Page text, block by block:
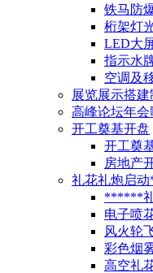
铁马防
桁架灯
LED大
指示水
空调及
展览展示搭建
高峰论坛年会
开工奠基开盘
开工奠
房地产
礼花礼炮启
******
电子喷
风火轮
彩色烟
高空礼